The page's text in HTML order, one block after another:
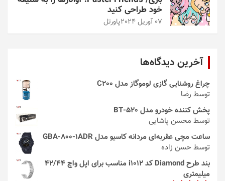
خود طراحی کنید
07 آوریل 2024 پاورتل
آخرین دیدگاه‌ها
چراغ روشنایی گازی لوموگاز مدل C200
توسط رضا
پخش کننده خودرو مدل 520-BT
توسط محسن پاشایی
ساعت مچی عقربه‌ای مردانه کاسیو مدل GBA-800-1ADR
توسط حسن زاده
بند طرح Diamond کد i1012 مناسب برای اپل واچ 42/44
میلیمتری